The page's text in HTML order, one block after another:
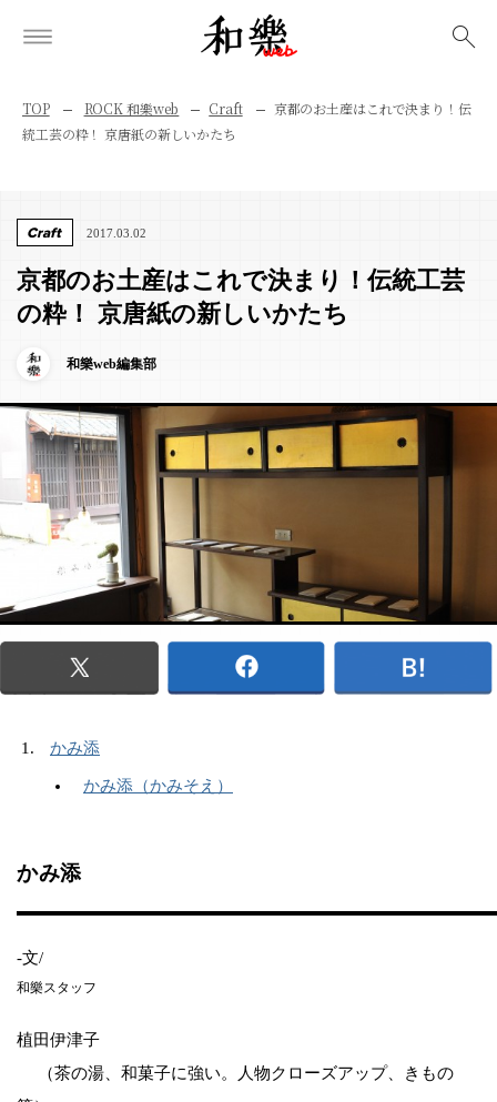
TOP ROCK 和樂web Craft
京都のお土産はこれで決まり！伝
統工芸の粋！ 京唐紙の新しいかたち
Craft 2017.03.02
京都のお土産はこれで決まり！伝統工芸
の粋！ 京唐紙の新しいかたち
和樂web編集部
かみ添
かみ添（かみそえ）
かみ添
-文/
和樂スタッフ
植田伊津子
（茶の湯、和菓子に強い。人物クローズアップ、きもの